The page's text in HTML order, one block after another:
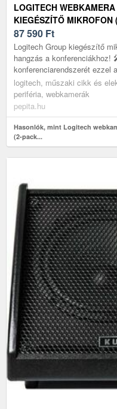
LOGITECH
KIEGÉSZÍTŐ MIKROFON
87 590 Ft
Logitech Group kiegészítő
hangzás a konferenciákhoz!
konferenciarendszerét ezzel
logitech, műszaki cikk és
periféria, webkamerák
pepita.hu
Hasonlók, mint Logitech
(2-pack...